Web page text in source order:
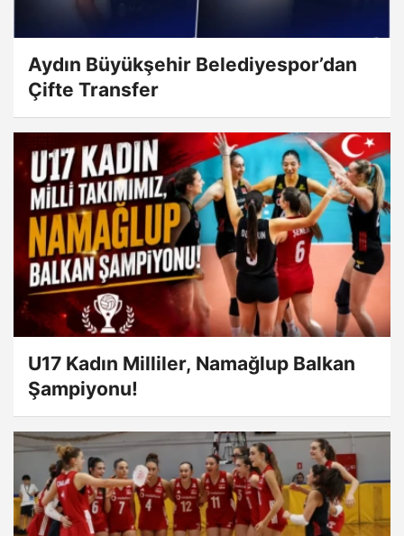
Aydın Büyükşehir Belediyespor’dan
Çifte Transfer
U17 Kadın Milliler, Namağlup Balkan
Şampiyonu!